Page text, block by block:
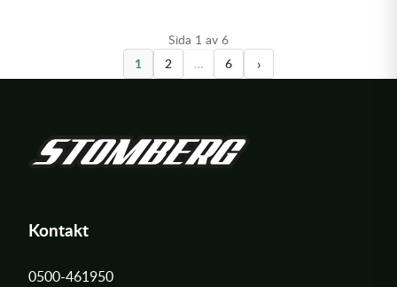
Sida 1 av 6
1
2 … 6 ›
Kontakt
0500-461950